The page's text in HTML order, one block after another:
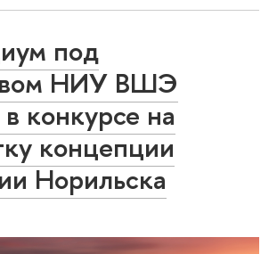
под
НИУ ВШЭ
конкурсе на
концепции
Норильска